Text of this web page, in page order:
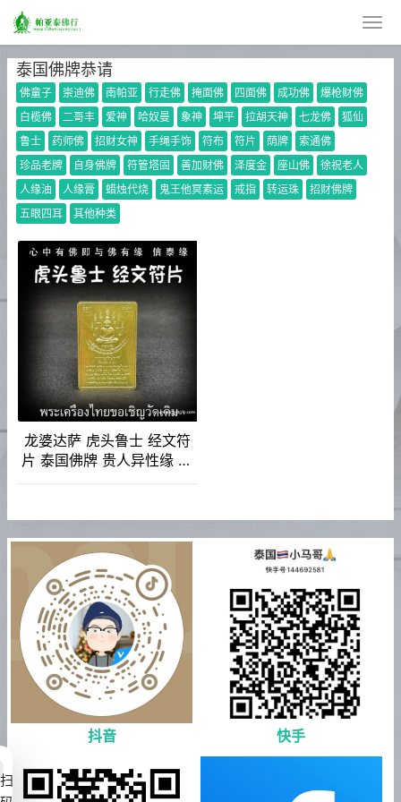
泰国佛牌恭请
佛童子 崇迪佛 南帕亚 行走佛 掩面佛 四面佛 成功佛
爆枪财佛
白榄佛
二哥丰 爱神 哈奴曼 象神 坤平 拉胡天神 七龙佛
狐仙
鲁士
药师佛 招财女神 手绳手饰 符布 符片 荫牌
索通佛
珍品老牌
自身佛牌 符管塔固 善加财佛 泽度金 座山佛
徐祝老人
人缘油
人缘膏 蜡烛代烧 鬼王他冥素运 戒指 转运珠
招财佛牌
五眼四耳
其他种类
龙婆达萨 虎头鲁士 经文符
片 泰国佛牌 贵人异性缘 控
抖音 快手
扫